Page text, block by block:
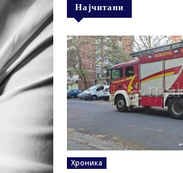
Најчитани
Хроника